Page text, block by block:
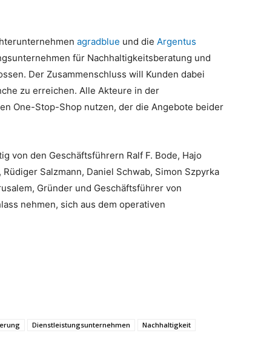
agradblue und die Argentus
für Nachhaltigkeitsberatung und
Der Zusammenschluss will Kunden dabei
zu erreichen. Alle Akteure in der
One-Stop-Shop nutzen, der die Angebote beider
von den Geschäftsführern Ralf F. Bode, Hajo
Salzmann, Daniel Schwab, Simon Szpyrka
Gründer und Geschäftsführer von
nehmen, sich aus dem operativen
Dienstleistungsunternehmen
Nachhaltigkeit